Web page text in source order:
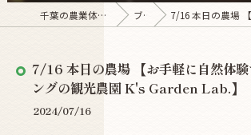
千葉の農業体験ならK's Garden Lab ブログ 7/16 本日の農場 【お手軽に自然体験する
7/16 本日の農場 【お手軽に自然体
ングの観光農園 K's Garden Lab.】
2024/07/16